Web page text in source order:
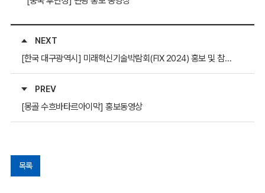
NEXT
[한국 대구광역시] 미래혁신기술박람회(FIX 2024) 홍보 및 참관 안내
PREV
[몽골 수흐바타르아이막] 홍보동영상
목록